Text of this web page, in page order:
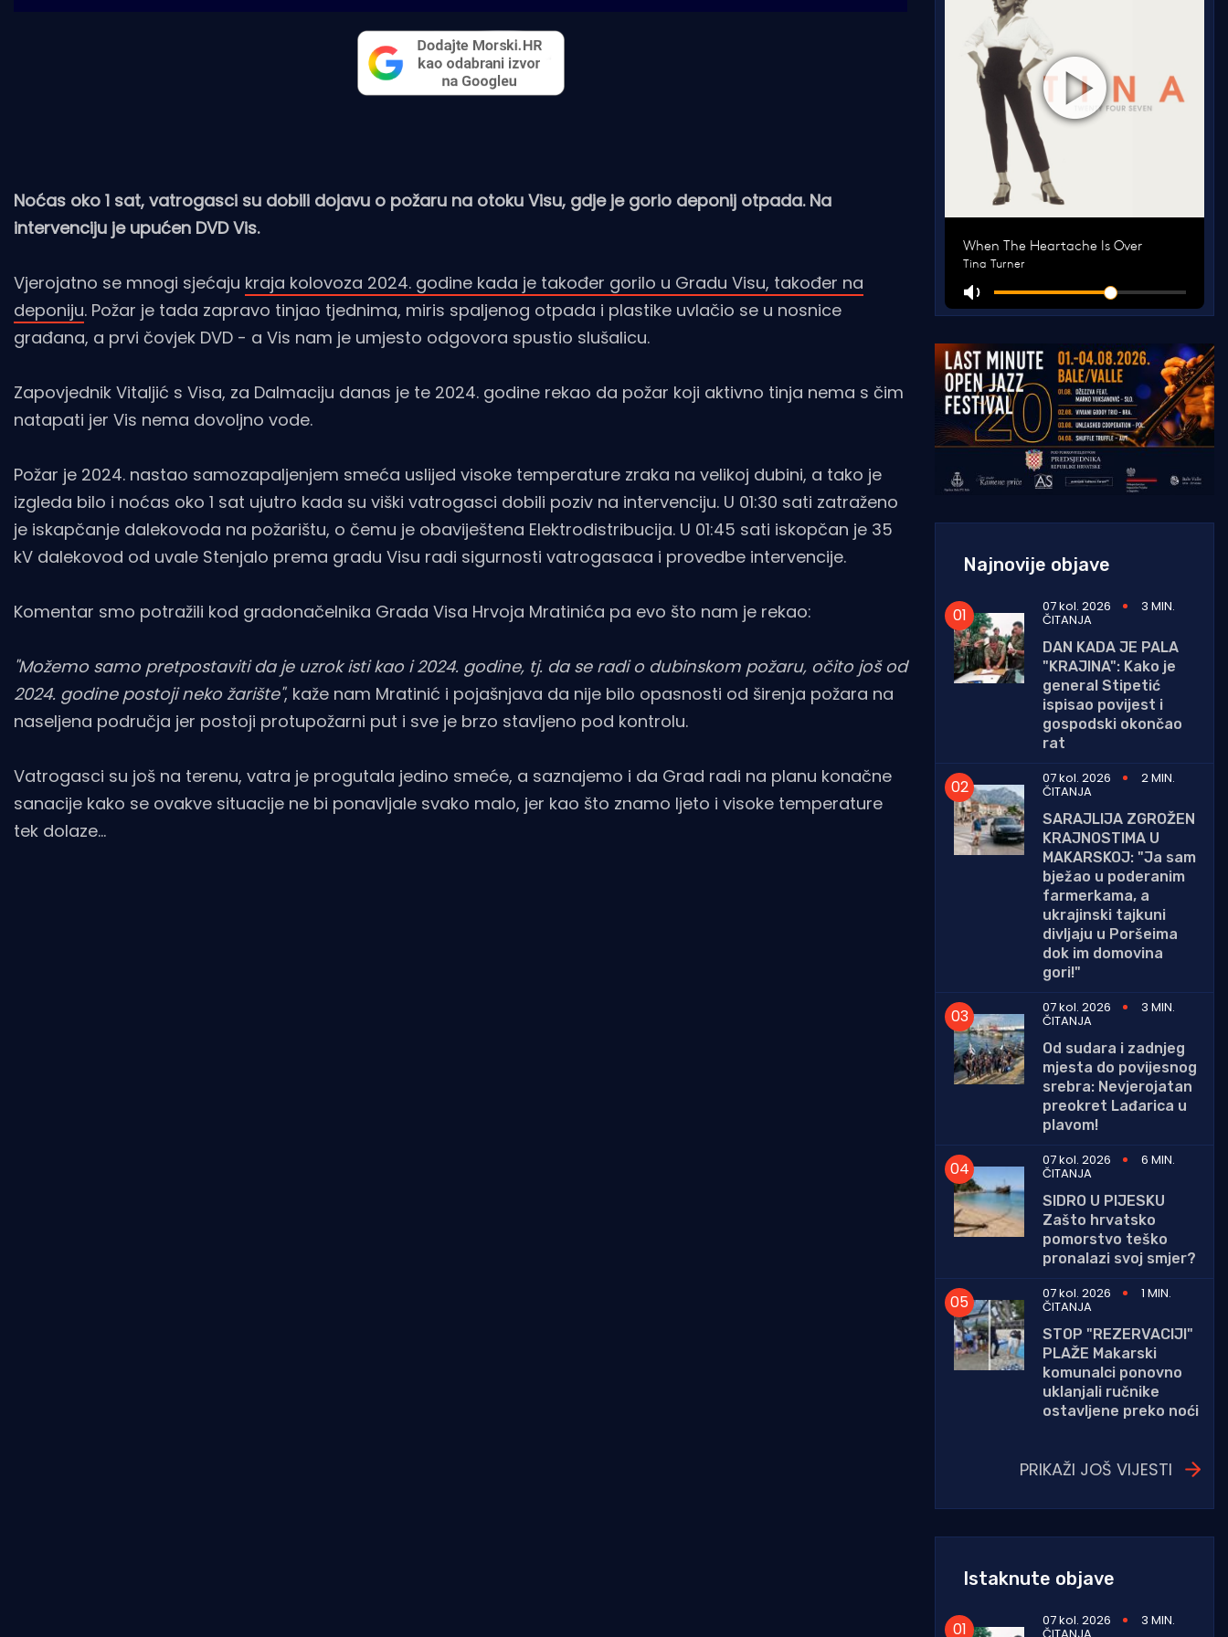
Noćas oko 1 sat, vatrogasci su dobili dojavu o požaru na otoku Visu, gdje je gorio deponij otpada. Na
intervenciju je upućen DVD Vis.
Vjerojatno se mnogi sjećaju kraja kolovoza 2024. godine kada je također gorilo u Gradu Visu, također na
deponiju. Požar je tada zapravo tinjao tjednima, miris spaljenog otpada i plastike uvlačio se u nosnice
građana, a prvi čovjek DVD - a Vis nam je umjesto odgovora spustio slušalicu.
Zapovjednik Vitaljić s Visa, za Dalmaciju danas je te 2024. godine rekao da požar koji aktivno tinja nema s čim
natapati jer Vis nema dovoljno vode.
Požar je 2024. nastao samozapaljenjem smeća uslijed visoke temperature zraka na velikoj dubini, a tako je
izgleda bilo i noćas oko 1 sat ujutro kada su viški vatrogasci dobili poziv na intervenciju. U 01:30 sati zatraženo
je iskapčanje dalekovoda na požarištu, o čemu je obaviještena Elektrodistribucija. U 01:45 sati iskopčan je 35
kV dalekovod od uvale Stenjalo prema gradu Visu radi sigurnosti vatrogasaca i provedbe intervencije.
Komentar smo potražili kod gradonačelnika Grada Visa Hrvoja Mratinića pa evo što nam je rekao:
"Možemo samo pretpostaviti da je uzrok isti kao i 2024. godine, tj. da se radi o dubinskom požaru, očito još od
2024. godine postoji neko žarište", kaže nam Mratinić i pojašnjava da nije bilo opasnosti od širenja požara na
naseljena područja jer postoji protupožarni put i sve je brzo stavljeno pod kontrolu.
Vatrogasci su još na terenu, vatra je progutala jedino smeće, a saznajemo i da Grad radi na planu konačne
sanacije kako se ovakve situacije ne bi ponavljale svako malo, jer kao što znamo ljeto i visoke temperature
tek dolaze...
Najnovije objave
07 kol. 2026 3 MIN.
ČITANJA
DAN KADA JE PALA
"KRAJINA": Kako je
general Stipetić
ispisao povijest i
gospodski okončao
rat
07 kol. 2026
2 MIN.
ČITANJA
SARAJLIJA ZGROŽEN
KRAJNOSTIMA U
MAKARSKOJ: "Ja sam
bježao u poderanim
farmerkama, a
ukrajinski tajkuni
divljaju u Poršeima
dok im domovina
gori!"
07 kol. 2026
3 MIN.
ČITANJA
Od sudara i zadnjeg
mjesta do povijesnog
srebra: Nevjerojatan
preokret Lađarica u
plavom!
07 kol. 2026
6 MIN.
ČITANJA
SIDRO U PIJESKU
Zašto hrvatsko
pomorstvo teško
pronalazi svoj smjer?
07 kol. 2026
1 MIN.
ČITANJA
STOP "REZERVACIJI"
PLAŽE Makarski
komunalci ponovno
uklanjali ručnike
ostavljene preko noći
PRIKAŽI JOŠ VIJESTI
Istaknute objave
07 kol. 2026 3 MIN.
ČITANJA